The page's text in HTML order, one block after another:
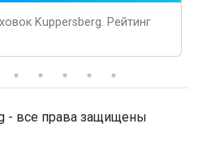
Kuppersberg. Рейтинг
- все права защищены